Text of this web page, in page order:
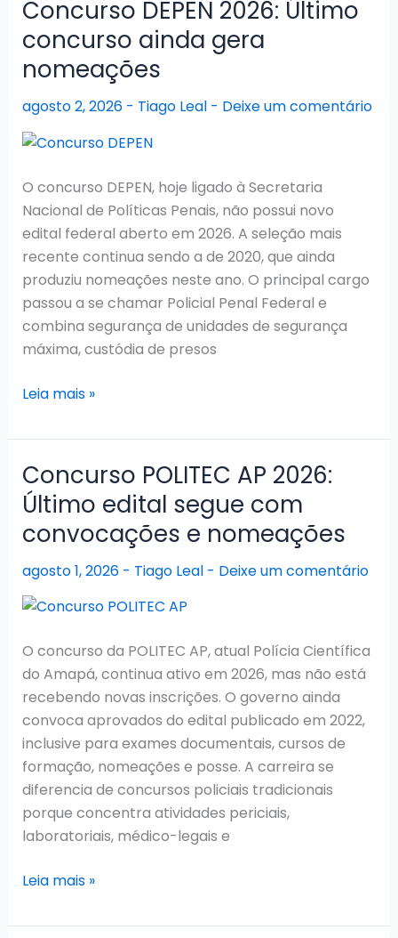
2026:
Edital
com
Vagas
e
para
Guarda
Municipal
Concurso DEPEN 2026: Último
concurso ainda gera
nomeações
agosto 2, 2026 - Tiago Leal - Deixe um comentário
O concurso DEPEN, hoje ligado à Secretaria
Nacional de Políticas Penais, não possui novo
edital federal aberto em 2026. A seleção mais
recente continua sendo a de 2020, que ainda
produziu nomeações neste ano. O principal cargo
passou a se chamar Policial Penal Federal e
combina segurança de unidades de segurança
máxima, custódia de presos
Concurso
2026:
Último
concurso
ainda
gera
Leia mais »
Concurso POLITEC AP 2026:
Último edital segue com
convocações e nomeações
agosto 1, 2026 - Tiago Leal - Deixe um comentário
O concurso da POLITEC AP, atual Polícia Científica
do Amapá, continua ativo em 2026, mas não está
recebendo novas inscrições. O governo ainda
convoca aprovados do edital publicado em 2022,
inclusive para exames documentais, cursos de
formação, nomeações e posse. A carreira se
diferencia de concursos policiais tradicionais
porque concentra atividades periciais,
laboratoriais, médico-legais e
Concurso
AP
Leia mais »